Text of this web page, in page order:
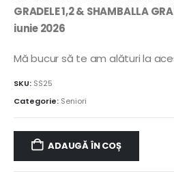
GRADELE 1,2 & SHAMBALLA
iunie 2026
Mă bucur să te am alături la
SKU: SS25
Categorie: Seniori
ADAUGĂ ÎN COȘ